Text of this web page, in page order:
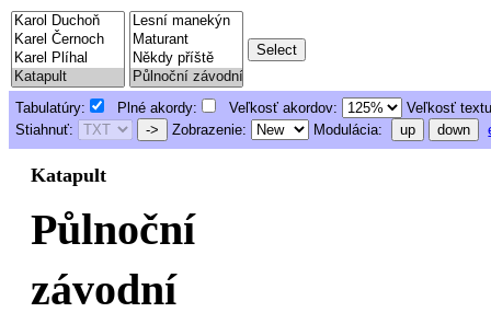
Tabulatúry: Plné akordy: Veľkosť akordov:
Veľkosť
Stiahnuť:
-> Zobrazenie: Modulácia: up down
Katapult
Půlnoční
závodní